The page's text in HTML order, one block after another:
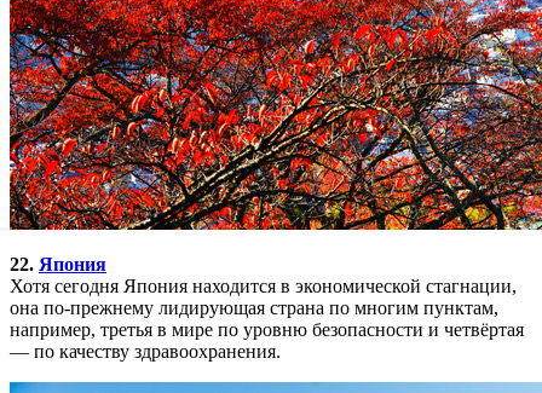
22. Япония
Хотя сегодня Япония находится в экономической стагнации,
она по-прежнему лидирующая страна по многим пунктам,
например, третья в мире по уровню безопасности и четвёртая
— по качеству здравоохранения.